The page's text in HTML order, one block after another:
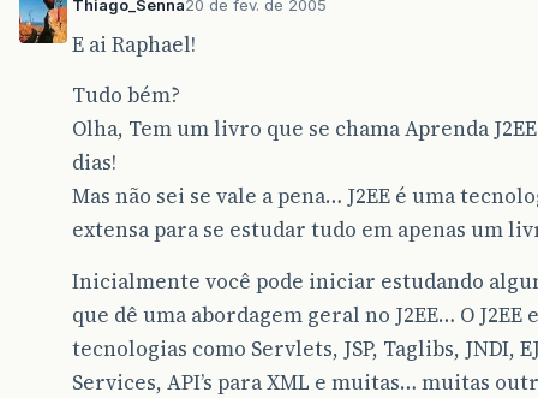
Thiago_Senna20 de fev. de 2005
E ai Raphael!
Tudo bém?
Olha, Tem um livro que se chama Aprenda
dias!
Mas não sei se vale a pena… J2EE é uma
extensa para se estudar tudo em apenas um
Inicialmente você pode iniciar estudando
que dê uma abordagem geral no J2EE… O J2EE
tecnologias como Servlets, JSP, Taglibs, JNDI,
Services, API’s para XML e muitas… muitas